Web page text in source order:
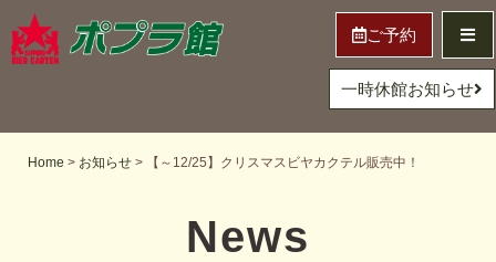
一時休館お知らせ
ご予約
Home > お知らせ > 【～12/25】クリスマスビヤカクテル販売中！
News